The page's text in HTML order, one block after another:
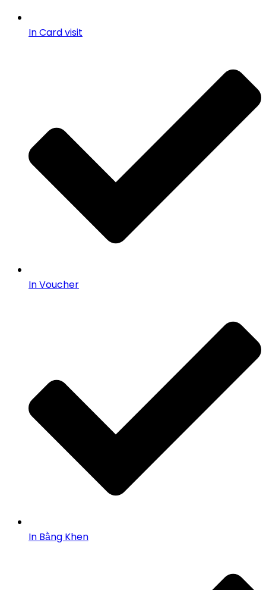
In Card visit
In Voucher
In Bằng Khen